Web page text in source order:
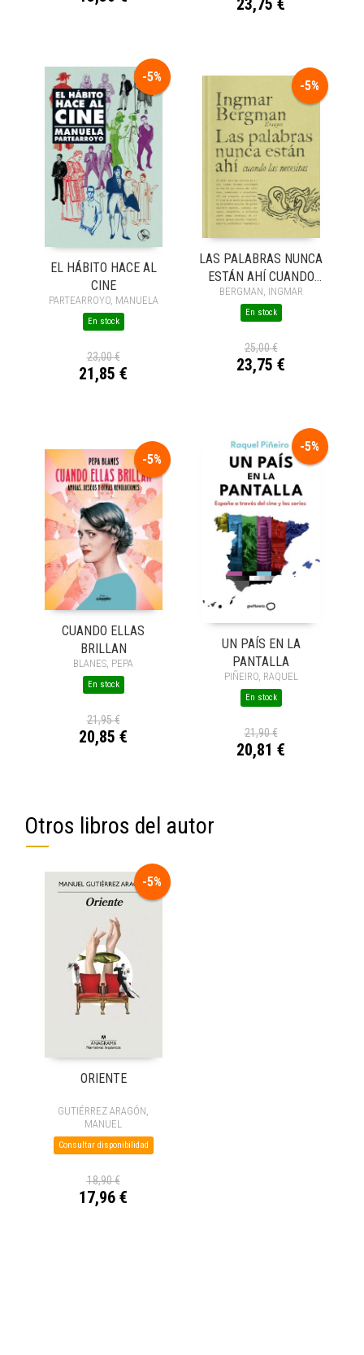
23,75 €
-5%
EL HÁBITO HACE AL
CINE
PARTEARROYO, MANUELA
En stock
23,00 €
21,85 €
-5%
LAS PALABRAS NUNCA
ESTÁN AHÍ CUANDO
LAS NECESITAS
BERGMAN, INGMAR
En stock
25,00 €
23,75 €
-5%
CUANDO ELLAS
BRILLAN
BLANES, PEPA
En stock
21,95 €
20,85 €
-5%
UN PAÍS EN LA
PANTALLA
PIÑEIRO, RAQUEL
En stock
21,90 €
20,81 €
Otros libros del autor
-5%
ORIENTE
GUTIÉRREZ ARAGÓN,
MANUEL
Consultar disponibilidad
18,90 €
17,96 €